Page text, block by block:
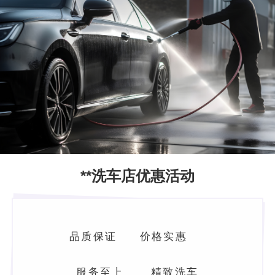
**洗车店优惠活动
品质保证 价格实惠
服务至上 精致洗车